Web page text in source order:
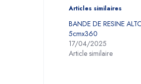
Articles similaires
BANDE DE RESINE
5cmx360
17/04/2025
Article similaire